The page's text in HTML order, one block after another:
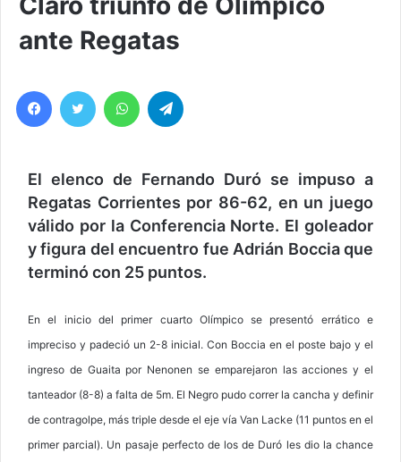
ante Regatas
El elenco de Fernando Duró se impuso a
Regatas Corrientes por 86-62, en un juego
válido por la Conferencia Norte. El goleador
y figura del encuentro fue Adrián Boccia que
terminó con 25 puntos.
En el inicio del primer cuarto Olímpico se presentó errático e
impreciso y padeció un 2-8 inicial. Con Boccia en el poste bajo y el
ingreso de Guaita por Nenonen se emparejaron las acciones y el
tanteador (8-8) a falta de 5m. El Negro pudo correr la cancha y definir
de contragolpe, más triple desde el eje vía Van Lacke (11 puntos en el
primer parcial). Un pasaje perfecto de los de Duró les dio la chance